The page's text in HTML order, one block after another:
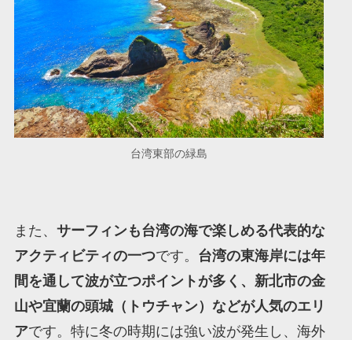
台湾東部の緑島
また、 サーフィンも台湾の海で楽しめる代表的な
アクティビティの一つです。 台湾の東海岸には年
間を通して波が立つポイントが多く、新北市の金
山や宜蘭の頭城（トウチャン）などが人気のエリ
アです。特に冬の時期には強い波が発生し、海外